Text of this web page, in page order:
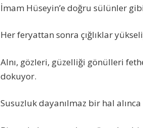
İmam Hüseyin’e doğru sülünler
Her feryattan sonra çığlıklar
Alnı, gözleri, güzelliği gönülleri
dokuyor.
Susuzluk dayanılmaz bir hal alınca